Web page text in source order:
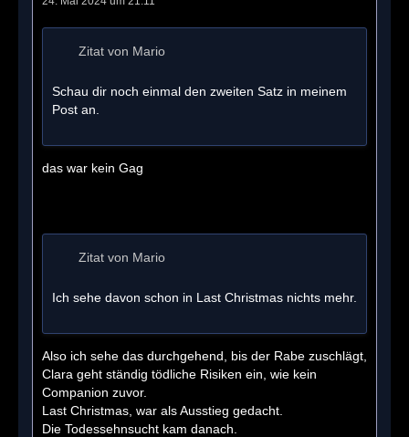
Zitat von Mario
Schau dir noch einmal den zweiten Satz in meinem
Post an.
das war kein Gag
Zitat von Mario
Ich sehe davon schon in Last Christmas nichts mehr.
Also ich sehe das durchgehend, bis der Rabe zuschlägt,
Clara geht ständig tödliche Risiken ein, wie kein
Companion zuvor.
Last Christmas, war als Ausstieg gedacht.
Die Todessehnsucht kam danach.